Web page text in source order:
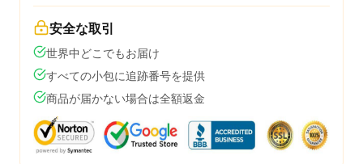
安全な取引
世界中どこでもお届け
すべての小包に追跡番号を提供
商品が届かない場合は全額返金